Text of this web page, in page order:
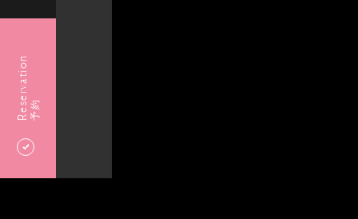
Reservation予約